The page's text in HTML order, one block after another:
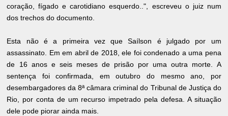
coração, fígado e carotidiano esquerdo..", escreveu o juiz num
dos trechos do documento.
Esta não é a primeira vez que Saílson é julgado por um
assassinato. Em em abril de 2018, ele foi condenado a uma pena
de 16 anos e seis meses de prisão por uma outra morte. A
sentença foi confirmada, em outubro do mesmo ano, por
desembargadores da 8ª câmara criminal do Tribunal de Justiça do
Rio, por conta de um recurso impetrado pela defesa. A situação
dele pode piorar ainda mais.